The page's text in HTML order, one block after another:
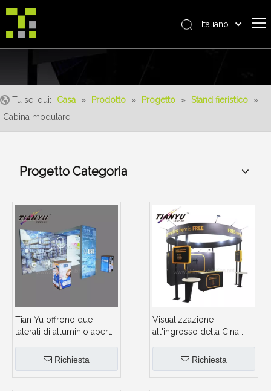
Riguardo a noi
Prodotto
vantaggi
Contattaci
Italiano
Tu sei qui: Casa » Prodotto » Progetto » Stand fieristico
»
Cabina modulare
Progetto Categoria
Tian Yu offrono due
laterali di alluminio aperta
Mostra luci LEDRichiesta
Visualizzazione
all'ingrosso della Cina
in alluminio Exhibition
Richiesta